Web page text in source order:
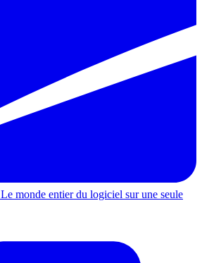
Le monde entier du logiciel sur une seule